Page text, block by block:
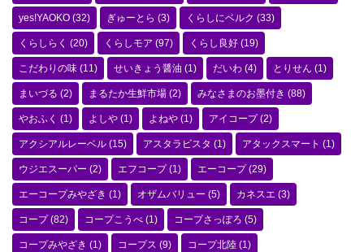
yes!YAOKO (32) ぎゅーとら (3) くらしにベルク (33)
くらしらく (20) くらしモア (97) くらし良好 (19)
こだわりの味 (11) せいきょう醤油 (1) だいわ (4) とりせん (1)
まいづる (2) まるたか生鮮市場 (2) みなさまのお墨付き (88)
やおふく (1) よしや (1) よねや (1) アイコープ(2)
アクシアルレーベル (15) アスタラビスタ (1) アタックスマート (1)
ウジエスーパー (2) エフコープ(1) エーコープ(29)
エーコープみやざき (1) オザムバリュー (5) カネスエ (3)
コープ(82) コープこうべ (1) コープさっぽろ (5)
コープみやざき (1) コープス (9) コープ北陸 (1)